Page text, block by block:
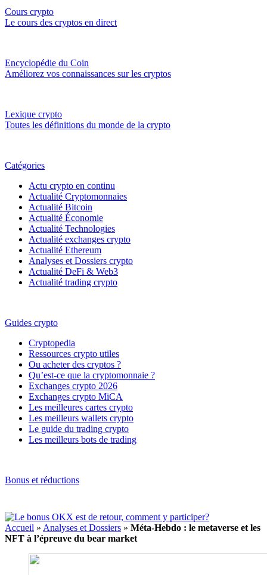
Cours crypto
Le cours des cryptos en direct
Encyclopédie du Coin
Améliorez vos connaissances sur les cryptos
Lexique crypto
Toutes les définitions du monde de la crypto
Catégories
Actu crypto en continu
Actualité Cryptomonnaies
Actualité Bitcoin
Actualité Économie
Actualité Technologies
Actualité exchanges crypto
Actualité Ethereum
Analyses et Dossiers crypto
Actualité DeFi & Web3
Actualité trading crypto
Guides crypto
Cryptopedia
Ressources crypto utiles
Ou acheter des cryptos ?
Qu’est-ce que la cryptomonnaie ?
Exchanges crypto 2026
Exchanges crypto MiCA
Les meilleures cartes crypto
Les meilleurs wallets crypto
Le guide du trading crypto
Les meilleurs bots de trading
Bonus et réductions
Accueil » Analyses et Dossiers » Méta-Hebdo : le metaverse et les
NFT à l’épreuve du bear market